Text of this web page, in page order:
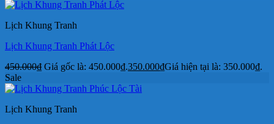
Lịch Khung Tranh
Lịch Khung Tranh Phát Lộc
450.000₫ Giá gốc là: 450.000₫.350.000₫Giá hiện tại là: 350.000₫.
Sale
Lịch Khung Tranh